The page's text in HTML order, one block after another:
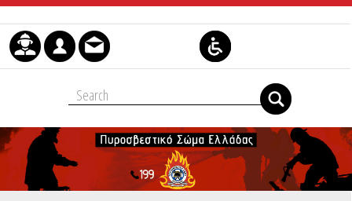
Skip to Content